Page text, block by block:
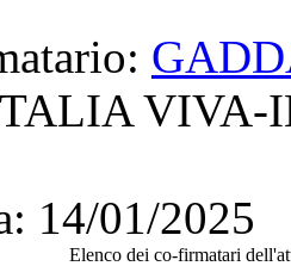
VIVA-
14/01/2025
Elenco dei co-firmatari